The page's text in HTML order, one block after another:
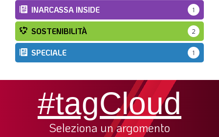
INARCASSA INSIDE 1
SOSTENIBILITÀ 2
SPECIALE 1
#tagCloud
Seleziona un argomento